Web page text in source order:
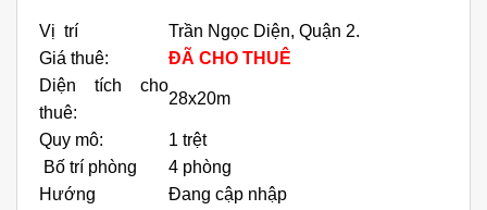
Vị trí
Trần Ngọc Diện, Quận 2.
Giá thuê:
ĐÃ CHO THUÊ
Diện tích cho
thuê:
28x20m
Quy mô:
1 trệt
Bố trí phòng
4 phòng
Hướng
Đang cập nhập